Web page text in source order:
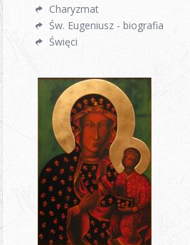
Charyzmat
Św. Eugeniusz - biografia
Święci